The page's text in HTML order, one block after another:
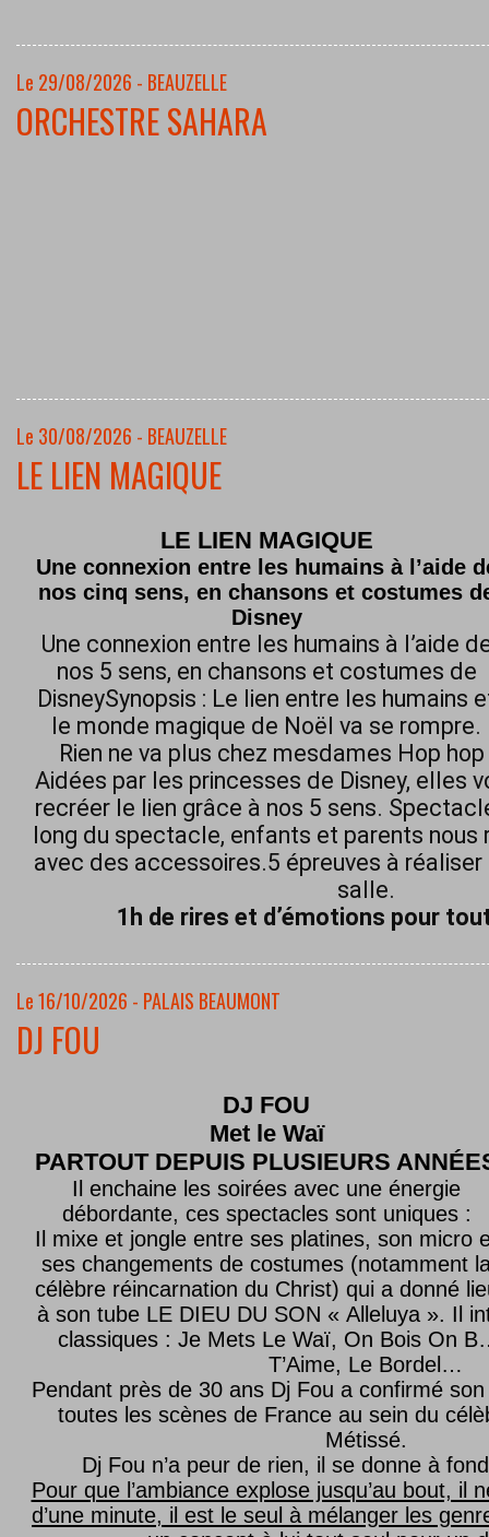
Le 29/08/2026 - BEAUZELLE
ORCHESTRE SAHARA
Le 30/08/2026 - BEAUZELLE
LE LIEN MAGIQUE
LE LIEN MAGIQUE
Une connexion entre les humains à l’aide
nos cinq sens, en chansons et costumes
Disney
Une connexion entre les humains à l’aide
nos 5 sens, en chansons et costumes de
DisneySynopsis : Le lien entre les humains
le monde magique de Noël va se rompre.
Rien ne va plus chez mesdames Hop
Aidées par les princesses de Disney, elles
recréer le lien grâce à nos 5 sens.
long du spectacle, enfants et parents nous
avec des accessoires.5 épreuves à
salle.
1h de rires et d’émotions pour
Le 16/10/2026 - PALAIS BEAUMONT
DJ FOU
DJ FOU
Met le Waï
PARTOUT DEPUIS PLUSIEURS
Il enchaine les soirées avec une énergie
débordante, ces spectacles sont uniques :
Il mixe et jongle entre ses platines, son micro
ses changements de costumes (notamment
célèbre réincarnation du Christ) qui a donné
à son tube LE DIEU DU SON « Alleluya ». Il
classiques : Je Mets Le Waï, On Bois On
T’Aime, Le Bordel…
Pendant près de 30 ans Dj Fou a confirmé son
toutes les scènes de France au sein du
Métissé.
Dj Fou n’a peur de rien, il se donne à
Pour que l’ambiance explose jusqu’au bout, il
d’une minute, il est le seul à mélanger les